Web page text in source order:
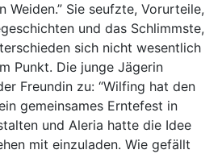
Weiden.” Sie seufzte, Vorurteile,
und das Schlimmste,
sich nicht wesentlich
Punkt. Die junge Jägerin
Freundin zu: “Wilfing hat den
gemeinsames Erntefest in
und Aleria hatte die Idee
mit einzuladen. Wie gefällt